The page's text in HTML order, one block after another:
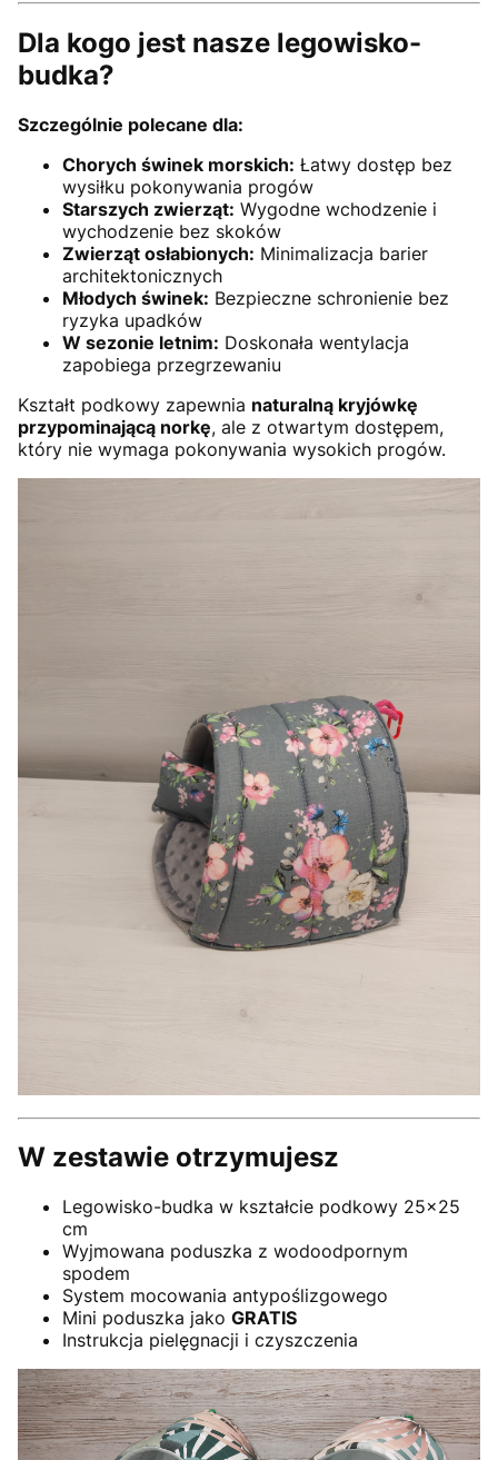
Dla kogo jest nasze legowisko-
budka?
Szczególnie polecane dla:
Chorych świnek morskich: Łatwy dostęp bez
wysiłku pokonywania progów
Starszych zwierząt: Wygodne wchodzenie i
wychodzenie bez skoków
Zwierząt osłabionych: Minimalizacja barier
architektonicznych
Młodych świnek: Bezpieczne schronienie bez
ryzyka upadków
W sezonie letnim: Doskonała wentylacja
zapobiega przegrzewaniu
Kształt podkowy zapewnia naturalną kryjówkę
przypominającą norkę, ale z otwartym dostępem,
który nie wymaga pokonywania wysokich progów.
W zestawie otrzymujesz
Legowisko-budka w kształcie podkowy 25x25
cm
Wyjmowana poduszka z wodoodpornym
spodem
System mocowania antypoślizgowego
Mini poduszka jako GRATIS
Instrukcja pielęgnacji i czyszczenia